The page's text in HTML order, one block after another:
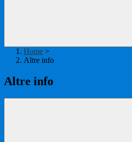
Home >
Altre info
Altre info